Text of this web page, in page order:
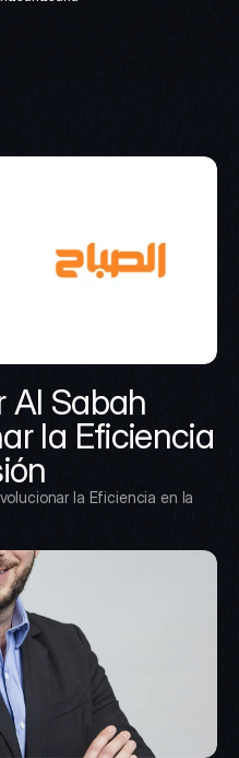
Al Sabah
la Eficiencia
la Eficiencia en la